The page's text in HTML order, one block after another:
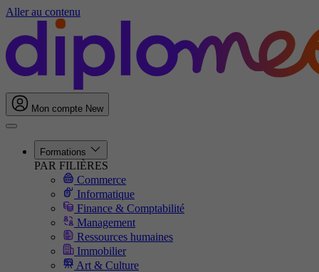
Aller au contenu
Mon compte New
Formations
PAR FILIÈRES
Commerce
Informatique
Finance & Comptabilité
Management
Ressources humaines
Immobilier
Art & Culture